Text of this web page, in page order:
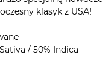
klasyk z USA!
/ 50% Indica